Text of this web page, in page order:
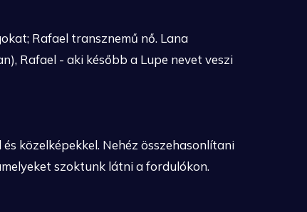
Rafael transznemű nő. Lana
Rafael - aki később a Lupe nevet veszi
közelképekkel. Nehéz összehasonlítani
szoktunk látni a fordulókon.